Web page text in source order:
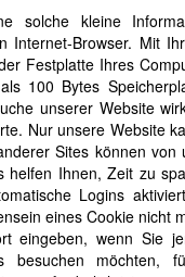
solche kleine
Internet-Browser. Mit
Festplatte Ihres
100 Bytes
unserer Website
Nur unsere Website
Sites können von
helfen Ihnen, Zeit zu
Logins
eines Cookie nicht
eingeben, wenn Sie
besuchen